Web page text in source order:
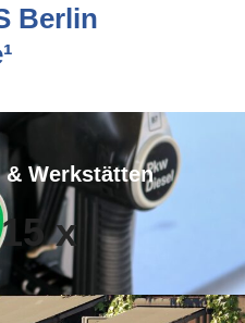
Berlin
& Werkstätten
x